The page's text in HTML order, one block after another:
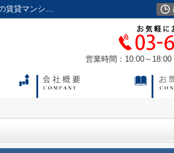
中野区東中野２丁目の賃貸物件の過去掲載物件｜アクセス株式会社｜東中野、中野坂上の賃貸マンションやアパートに強い不動産会社
営業時間：10:00～18:00